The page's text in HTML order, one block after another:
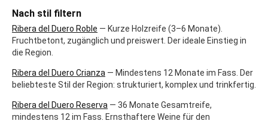
Nach stil filtern
Ribera del Duero Roble — Kurze Holzreife (3–6 Monate).
Fruchtbetont, zugänglich und preiswert. Der ideale Einstieg in
die Region.
Ribera del Duero Crianza — Mindestens 12 Monate im Fass. Der
beliebteste Stil der Region: strukturiert, komplex und trinkfertig.
Ribera del Duero Reserva — 36 Monate Gesamtreife,
mindestens 12 im Fass. Ernsthaftere Weine für den